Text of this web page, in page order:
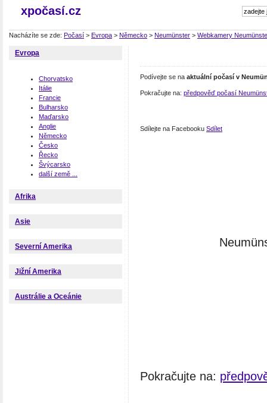
xpočasí.cz
Nacházíte se zde: Počasí > Evropa > Německo > Neumünster > Webkamery
Evropa
Chorvatsko
Itálie
Francie
Bulharsko
Maďarsko
Anglie
Německo
Česko
Řecko
Švýcarsko
další země ...
Afrika
Asie
Severní Amerika
Jižní Amerika
Austrálie a Oceánie
Podívejte se na aktuální počasí v
Pokračujte na: předpověď počasí
Sdílejte na Facebooku Sdílet
Pokračujte na: